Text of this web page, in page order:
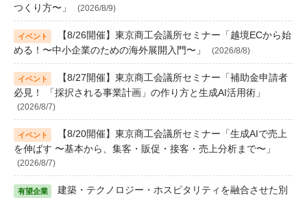
つくり方〜」
(2026/8/9)
【8/26開催】東京商工会議所セミナー「越境ECから始
める！〜中小企業のための海外展開入門〜」
(2026/8/8)
【8/27開催】東京商工会議所セミナー「補助金申請者
必見！ 「採択される事業計画」の作り方と生成AI活用術」
(2026/8/7)
【8/20開催】東京商工会議所セミナー「生成AIで売上
を伸ばす 〜基本から、集客・販促・接客・売上分析まで〜」
(2026/8/7)
建築・テクノロジー・ホスピタリティを融合させた別